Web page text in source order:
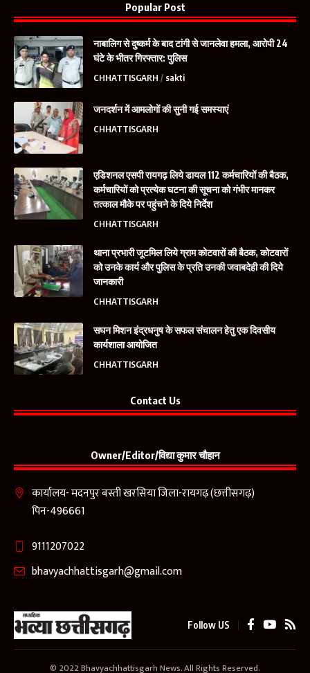
Popular Post
नाबालिग से दुष्कर्म के बाद टांगी से जानलेवा हमला, आरोपी 24
घंटे के भीतर गिरफ्तार: पुलिस
CHHATTISGARH sakti
जनदर्शन में आमलोगों की सुनी गई समस्याएं
CHHATTISGARH
एडिशनल एसपी रायगढ़ लिये डायल 112 कर्मचारियों की बैठक,
कर्मचारियों को प्रत्येक घटना की सूचना को गंभीर मानकर
तत्काल मौके पर पहुंचने के दिये निर्देश
CHHATTISGARH
थाना प्रभारी जूटमिल लिये ग्राम कोटवारों की बैठक, कोटवारों
को उनके कार्य और पुलिस के प्रति उनकी जवाबदेही की दिये
जानकारी
CHHATTISGARH
सघन मिशन इंद्रधनुष के सफल संचालन हेतु एक दिवसीय
कार्यशाला आयोजित
CHHATTISGARH
Contact Us
Owner/Editor/विद्या कुमार चौहान
कार्यालय- मदनपुर बस्ती खरसिया जिला-रायगढ़ (छत्तीसगढ़)
पिन-496661
9111207022
bhavyachhattisgarh@gmail.com
Follow US
© 2022 Bhavyachhattisgarh News. All Rights Reserved.